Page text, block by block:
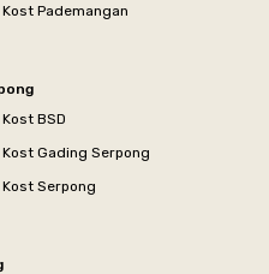
Kost Pademangan
Kost BSD
Kost Gading Serpong
Kost Serpong